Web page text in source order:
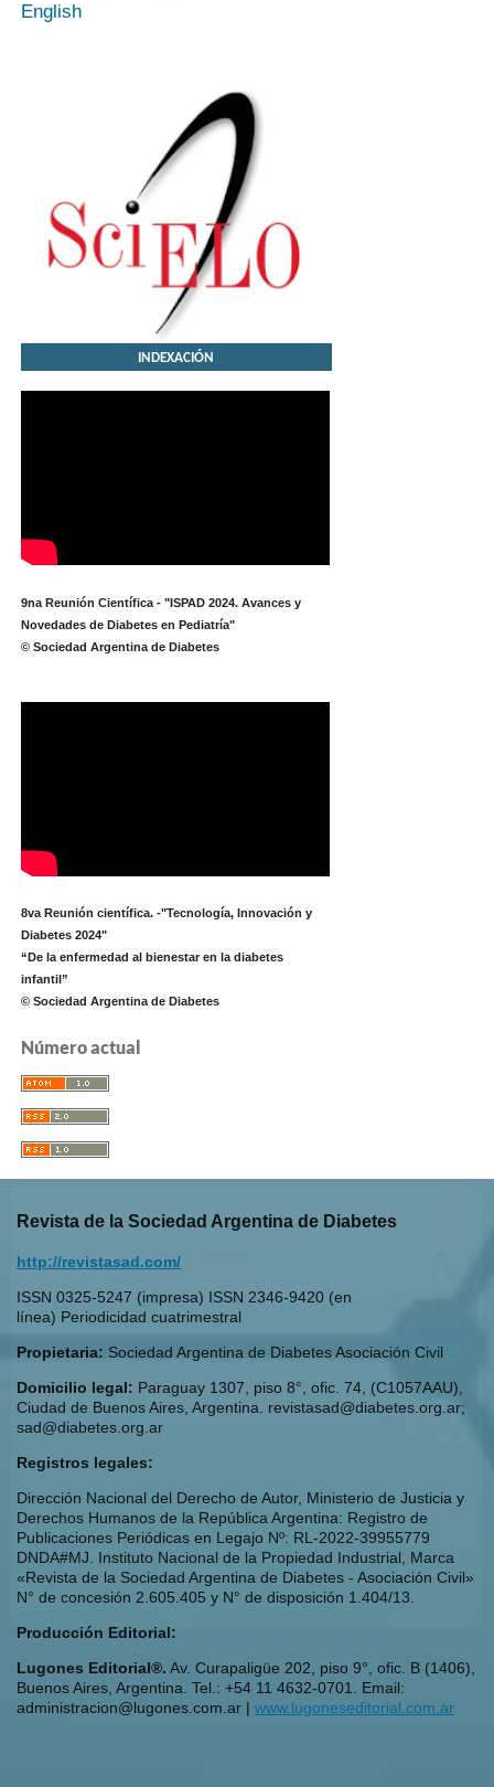
English
INDEXACIÓN
9na Reunión Científica - "ISPAD 2024. Avances y
Novedades de Diabetes en Pediatría"
© Sociedad Argentina de Diabetes
8va Reunión científica. -"Tecnología, Innovación y
Diabetes 2024"
“De la enfermedad al bienestar en la diabetes
infantil”
© Sociedad Argentina de Diabetes
Número actual
Revista de la Sociedad Argentina de Diabetes
http://revistasad.com/
ISSN 0325-5247 (impresa) ISSN 2346-9420 (en
línea) Periodicidad cuatrimestral
Propietaria: Sociedad Argentina de Diabetes Asociación Civil
Domicilio legal: Paraguay 1307, piso 8°, ofic. 74, (C1057AAU),
Ciudad de Buenos Aires, Argentina. revistasad@diabetes.org.ar;
sad@diabetes.org.ar
Registros legales:
Dirección Nacional del Derecho de Autor, Ministerio de Justicia y
Derechos Humanos de la República Argentina: Registro de
Publicaciones Periódicas en Legajo Nº: RL-2022-39955779
DNDA#MJ. Instituto Nacional de la Propiedad Industrial, Marca
«Revista de la Sociedad Argentina de Diabetes - Asociación Civil»
N° de concesión 2.605.405 y N° de disposición 1.404/13.
Producción Editorial:
Lugones Editorial®. Av. Curapaligüe 202, piso 9°, ofic. B (1406),
Buenos Aires, Argentina. Tel.: +54 11 4632-0701. Email:
administracion@lugones.com.ar | www.lugoneseditorial.com.ar